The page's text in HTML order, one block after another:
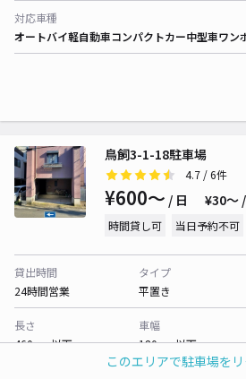
このエリアで駐車場を
対応車種
オートバイ軽自動車コンパクトカー中型車ワン
鳥飼3-1-18駐車場
4.7 / 6件
¥600〜 / 日 ¥30〜
時間貸し可 当日予約不可
貸出時間
24時間営業
タイプ
平置き
長さ
460cm 以下
車幅
180cm 以下